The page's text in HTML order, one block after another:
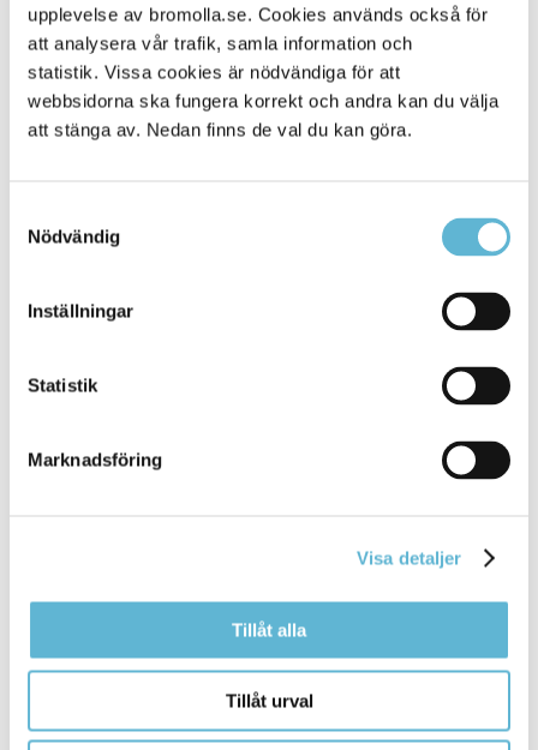
upplevelse av bromolla.se. Cookies används också för
att analysera vår trafik, samla information och
statistik. Vissa cookies är nödvändiga för att
webbsidorna ska fungera korrekt och andra kan du välja
att stänga av. Nedan finns de val du kan göra.
Nödvändig
Inställningar
Statistik
Marknadsföring
Visa detaljer
Tillåt alla
Tillåt urval
På sidan Renhållning och snöröjning kan du se vad som
räknas som gångyta och vilka skyldigheter du har som
fastighetsägare.
Vi hoppas på fint vårväder så att sopningen inte fördröjs.
Skriv ut
Kommunhuset, Storgatan 48